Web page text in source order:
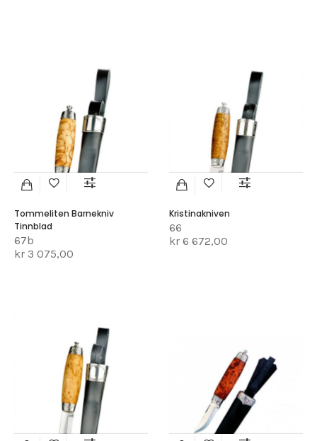
Tommeliten Barnekniv
Tinnblad
67b
kr 3 075,00
Kristinakniven
66
kr 6 672,00